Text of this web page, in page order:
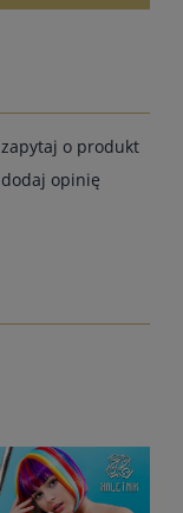
zapytaj o produkt
dodaj opinię